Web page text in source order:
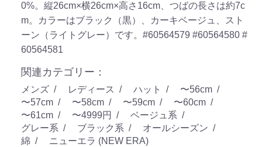
0%。縦26cm×横26cm×高さ16cm、つばの長さは約7c
m。カラーはブラック（黒）、カーキベージュ、スト
ーン（ライトグレー）です。 #60564579 #60564580 #
60564581
関連カテゴリー：
メンズ レディース ハット
〜56cm
〜57cm
〜58cm 〜59cm
〜60cm
〜61cm
〜4999円
ベージュ系
グレー系
ブラック系
オールシーズン
綿
ニューエラ (NEW ERA)